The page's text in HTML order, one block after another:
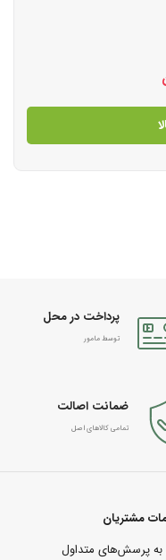
پرداخت در محل
توسط مامور
ضمانت اصالت
تمامی کالاهای اصل
مشتریان
پرسش‌های متداول